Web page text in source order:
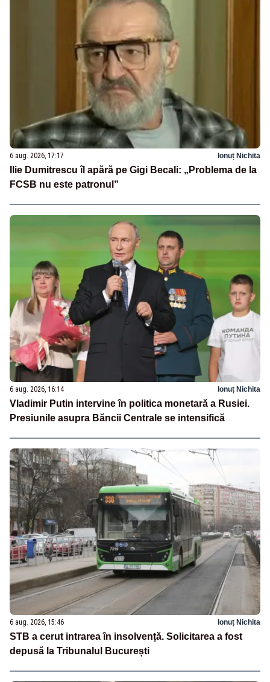
6 aug. 2026, 17:17 Ionuț Nichita
Ilie Dumitrescu îl apără pe Gigi Becali: „Problema de la
FCSB nu este patronul”
6 aug. 2026, 16:14 Ionuț Nichita
Vladimir Putin intervine în politica monetară a Rusiei.
Presiunile asupra Băncii Centrale se intensifică
6 aug. 2026, 15:46 Ionuț Nichita
STB a cerut intrarea în insolvență. Solicitarea a fost
depusă la Tribunalul București